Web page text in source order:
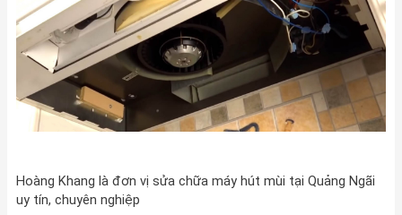
Hoàng Khang là đơn vị sửa chữa máy hút mùi tại Quảng Ngãi
uy tín, chuyên nghiệp